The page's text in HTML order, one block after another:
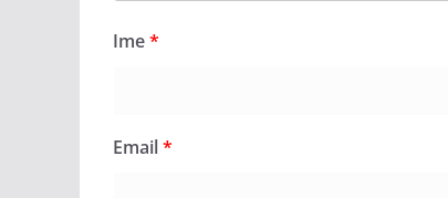
Ime*
Email*